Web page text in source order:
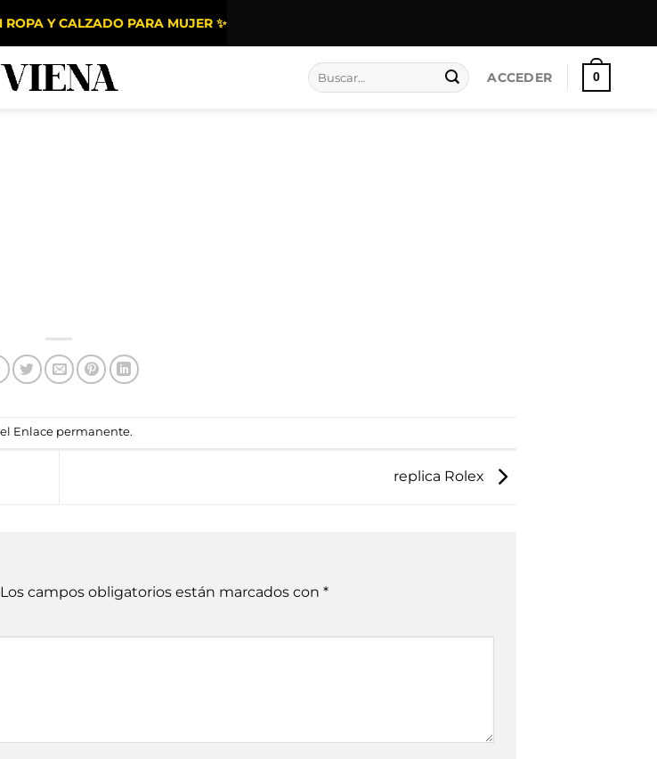
ROPA Y CALZADO PARA MUJER ✨
Buscar por: ACCEDER 0
Enlace permanente.
replica Rolex
Los campos obligatorios están marcados con *